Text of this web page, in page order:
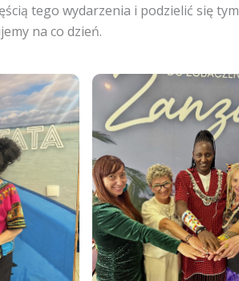
tego wydarzenia i podzielić się
na co dzień.